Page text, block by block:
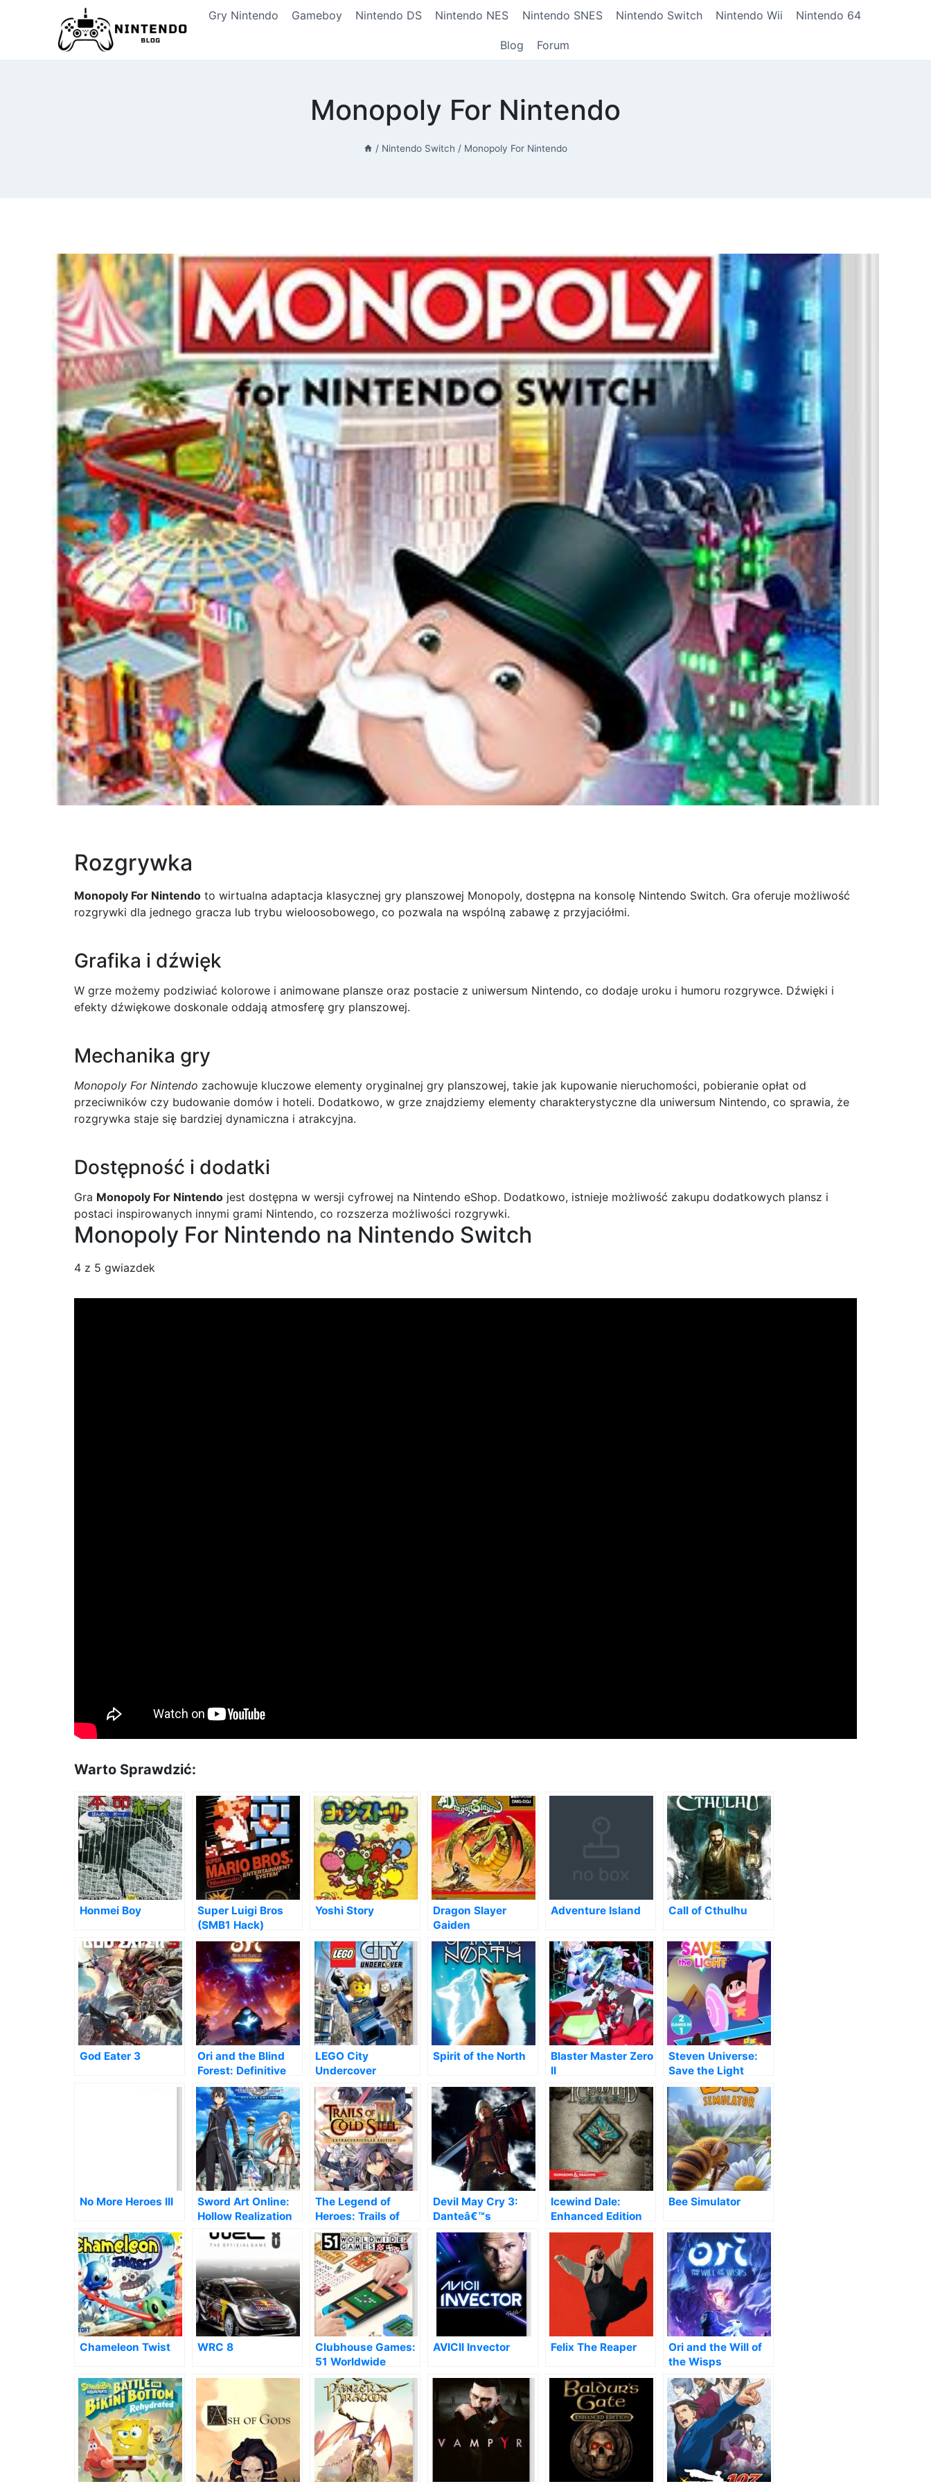
Gry Nintendo Gameboy Nintendo DS Nintendo NES Nintendo SNES Nintendo Switch Nintendo Wii Nintendo 64
Blog Forum
Monopoly For Nintendo
/ Nintendo Switch / Monopoly For Nintendo
Rozgrywka
Monopoly For Nintendo to wirtualna adaptacja klasycznej gry planszowej Monopoly, dostępna na konsolę Nintendo Switch. Gra oferuje możliwość
rozgrywki dla jednego gracza lub trybu wieloosobowego, co pozwala na wspólną zabawę z przyjaciółmi.
Grafika i dźwięk
W grze możemy podziwiać kolorowe i animowane plansze oraz postacie z uniwersum Nintendo, co dodaje uroku i humoru rozgrywce. Dźwięki i
efekty dźwiękowe doskonale oddają atmosferę gry planszowej.
Mechanika gry
Monopoly For Nintendo zachowuje kluczowe elementy oryginalnej gry planszowej, takie jak kupowanie nieruchomości, pobieranie opłat od
przeciwników czy budowanie domów i hoteli. Dodatkowo, w grze znajdziemy elementy charakterystyczne dla uniwersum Nintendo, co sprawia, że
rozgrywka staje się bardziej dynamiczna i atrakcyjna.
Dostępność i dodatki
Gra Monopoly For Nintendo jest dostępna w wersji cyfrowej na Nintendo eShop. Dodatkowo, istnieje możliwość zakupu dodatkowych plansz i
postaci inspirowanych innymi grami Nintendo, co rozszerza możliwości rozgrywki.
Monopoly For Nintendo na Nintendo Switch
4 z 5 gwiazdek
Warto Sprawdzić:
Honmei Boy
Super Luigi Bros
(SMB1 Hack)
Yoshi Story
Dragon Slayer
Gaiden
Adventure Island Call of Cthulhu
God Eater 3
Ori and the Blind
Forest: Definitive
Edition
LEGO City
Undercover
Spirit of the North
Blaster Master Zero
II
Steven Universe:
Save the Light
No More Heroes III
Sword Art Online:
Hollow Realization
Deluxe Edition
The Legend of
Heroes: Trails of
Cold Steel III
Devil May Cry 3:
Danteâ€™s
Awakening
Icewind Dale:
Enhanced Edition
Bee Simulator
Chameleon Twist WRC 8
Clubhouse Games:
51 Worldwide
Classics
AVICII Invector Felix The Reaper
Ori and the Will of
the Wisps